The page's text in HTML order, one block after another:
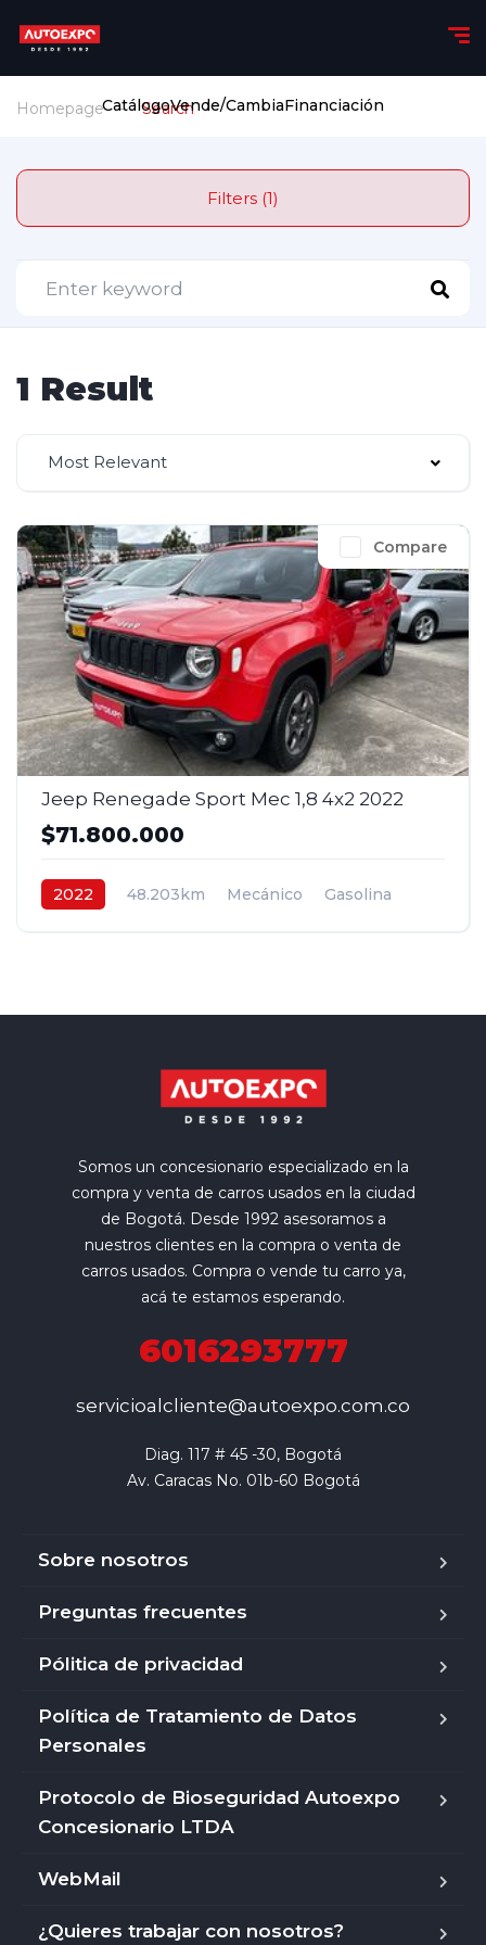
CatálogoVende/CambiaFinanciación
Homepage Search
Filters (1)
1 Result
Most Relevant
Compare
Jeep Renegade Sport Mec 1,8 4x2 2022
$71.800.000
2022 48.203km Mecánico
Gasolina
Somos un concesionario especializado en la
compra y venta de carros usados en la ciudad
de Bogotá. Desde 1992 asesoramos a
nuestros clientes en la compra o venta de
carros usados. Compra o vende tu carro ya,
acá te estamos esperando.
6016293777
servicioalcliente@autoexpo.com.co
Diag. 117 # 45 -30, Bogotá
Av. Caracas No. 01b-60 Bogotá
Sobre nosotros
Preguntas frecuentes
Pólitica de privacidad
Política de Tratamiento de Datos
Personales
Protocolo de Bioseguridad Autoexpo
Concesionario LTDA
WebMail
¿Quieres trabajar con nosotros?